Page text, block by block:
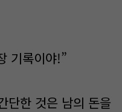
기록이야!”
단한 것은 남의 돈을